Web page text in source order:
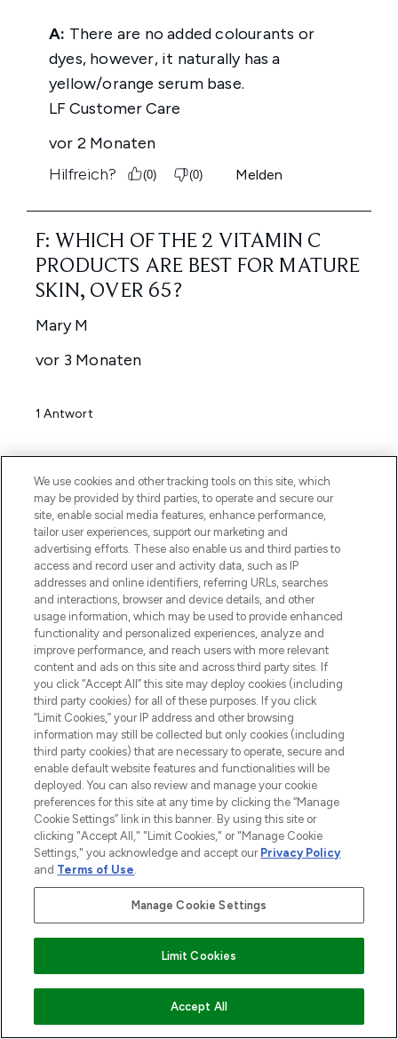
ZUM WARENKORB HINZUFÜGEN
We use cookies and other tracking tools on this site, which
may be provided by third parties, to operate and secure our
site, enable social media features, enhance performance,
tailor user experiences, support our marketing and
advertising efforts. These also enable us and third parties to
access and record user and activity data, such as IP
addresses and online identifiers, referring URLs, searches
and interactions, browser and device details, and other
usage information, which may be used to provide enhanced
functionality and personalized experiences, analyze and
improve performance, and reach users with more relevant
content and ads on this site and across third party sites. If
you click “Accept All” this site may deploy cookies (including
third party cookies) for all of these purposes. If you click
“Limit Cookies,” your IP address and other browsing
information may still be collected but only cookies (including
third party cookies) that are necessary to operate, secure and
enable default website features and functionalities will be
deployed. You can also review and manage your cookie
preferences for this site at any time by clicking the “Manage
Cookie Settings” link in this banner. By using this site or
clicking "Accept All," "Limit Cookies," or "Manage Cookie
Settings," you acknowledge and accept our Privacy Policy
and Terms of Use.
Manage Cookie Settings
Limit Cookies
Accept All